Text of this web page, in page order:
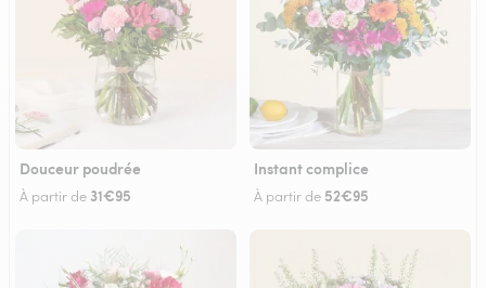
Douceur poudrée
À partir de 31€95
Instant complice
À partir de 52€95